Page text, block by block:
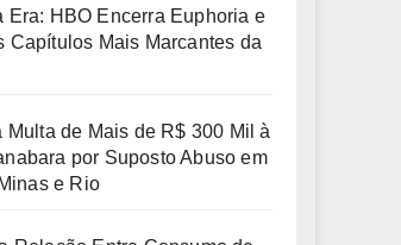
Era: HBO Encerra Euphoria e
Capítulos Mais Marcantes da
Multa de Mais de R$ 300 Mil à
por Suposto Abuso em
e Rio